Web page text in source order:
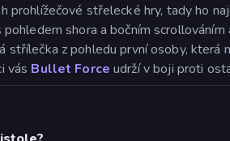
prohlížečové střelecké hry, tady ho
pohledem shora a bočním
střílečka z pohledu první osoby, která
vás Bullet Force udrží v boji proti